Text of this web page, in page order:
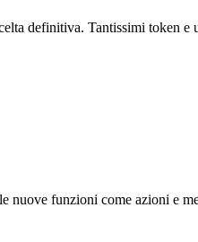
definitiva. Tantissimi token e
nuove funzioni come azioni e